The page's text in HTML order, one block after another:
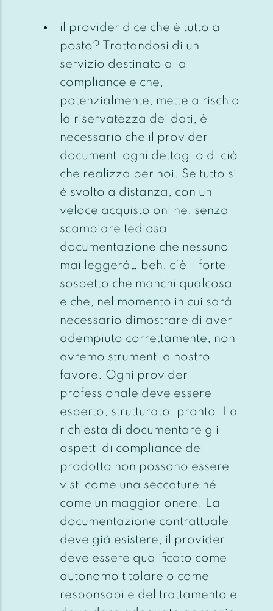
il provider dice che è tutto a
posto? Trattandosi di un
servizio destinato alla
compliance e che,
potenzialmente, mette a rischio
la riservatezza dei dati, è
necessario che il provider
documenti ogni dettaglio di ciò
che realizza per noi. Se tutto si
è svolto a distanza, con un
veloce acquisto online, senza
scambiare tediosa
documentazione che nessuno
mai leggerà… beh, c’è il forte
sospetto che manchi qualcosa
e che, nel momento in cui sarà
necessario dimostrare di aver
adempiuto correttamente, non
avremo strumenti a nostro
favore. Ogni provider
professionale deve essere
esperto, strutturato, pronto. La
richiesta di documentare gli
aspetti di compliance del
prodotto non possono essere
visti come una seccature né
come un maggior onere. La
documentazione contrattuale
deve già esistere, il provider
deve essere qualificato come
autonomo titolare o come
responsabile del trattamento e